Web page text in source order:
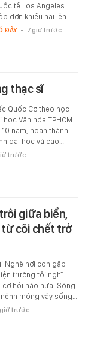
tế Los Angeles
đơn khiếu nại lên…
ĐÂY - 7 giờ trước
thạc sĩ
Quốc Cơ theo học
Văn hóa TPHCM
năm, hoàn thành
đại học và cao…
trước
giữa biển,
cõi chết trở
Nghê nơi con gặp
trường tôi nghĩ
cơ hội nào nữa. Sóng
mông vậy sống…
giờ trước